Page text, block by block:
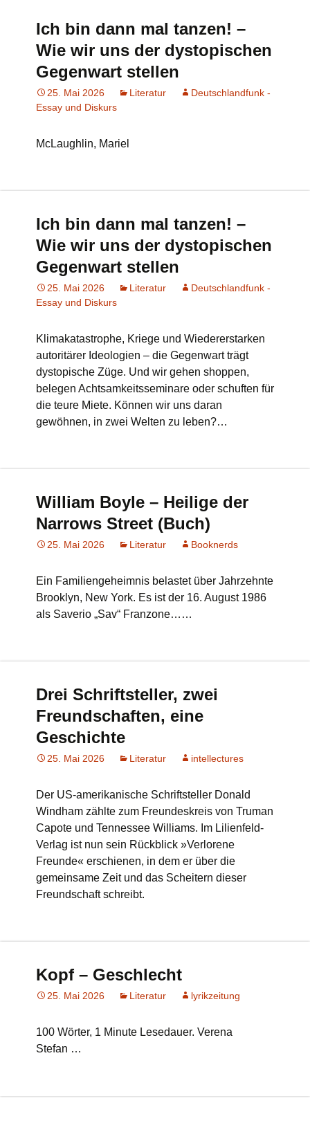
Ich bin dann mal tanzen! –
Wie wir uns der dystopischen
Gegenwart stellen
25. Mai 2026 Literatur
Deutschlandfunk -
Essay und Diskurs
McLaughlin, Mariel
Ich bin dann mal tanzen! –
Wie wir uns der dystopischen
Gegenwart stellen
25. Mai 2026 Literatur
Deutschlandfunk -
Essay und Diskurs
Klimakatastrophe, Kriege und Wiedererstarken
autoritärer Ideologien – die Gegenwart trägt
dystopische Züge. Und wir gehen shoppen,
belegen Achtsamkeitsseminare oder schuften für
die teure Miete. Können wir uns daran
gewöhnen, in zwei Welten zu leben?…
William Boyle – Heilige der
Narrows Street (Buch)
25. Mai 2026 Literatur Booknerds
Ein Familiengeheimnis belastet über Jahrzehnte
Brooklyn, New York. Es ist der 16. August 1986
als Saverio „Sav“ Franzone……
Drei Schriftsteller, zwei
Freundschaften, eine
Geschichte
25. Mai 2026 Literatur intellectures
Der US-amerikanische Schriftsteller Donald
Windham zählte zum Freundeskreis von Truman
Capote und Tennessee Williams. Im Lilienfeld-
Verlag ist nun sein Rückblick »Verlorene
Freunde« erschienen, in dem er über die
gemeinsame Zeit und das Scheitern dieser
Freundschaft schreibt.
Kopf – Geschlecht
25. Mai 2026 Literatur lyrikzeitung
100 Wörter, 1 Minute Lesedauer. Verena
Stefan …